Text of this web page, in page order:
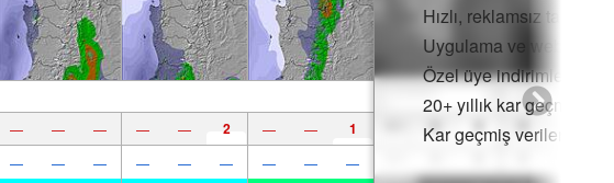
— — — — — 2 — — 1
— — — — — — — — —
Hızlı, reklamsız tarama
Uygulama ve web'de
Özel üye indirimleri
20+ yıllık kar geçmişi
Kar geçmiş verileri